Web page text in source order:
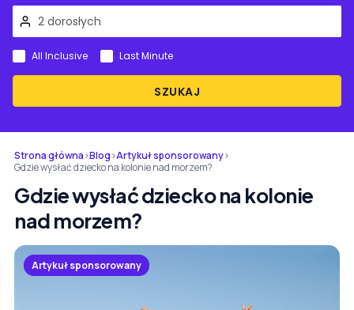
SZUKAJ
All Inclusive Last Minute
Strona główna›Blog›Artykuł sponsorowany›
Gdzie wysłać dziecko na kolonie nad morzem?
Gdzie wysłać dziecko na kolonie
nad morzem?
Artykuł sponsorowany